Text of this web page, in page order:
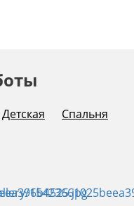
Детская
Спальня